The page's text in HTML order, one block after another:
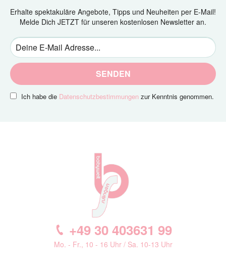
Erhalte spektakuläre Angebote, Tipps und Neuheiten per E-Mail!
Melde Dich JETZT für unseren kostenlosen Newsletter an.
SENDEN
Ich habe die Datenschutzbestimmungen zur Kenntnis genommen.
+49 30 403631 99
Mo. - Fr., 10 - 16 Uhr / Sa. 10-13 Uhr